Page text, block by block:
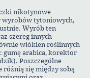
nikotynowe
wyrobów tytoniowych,
Wyrób ten
szereg innych
włókien roślinnych
gumę arabica, korektor
Poszczególne
się między sobą